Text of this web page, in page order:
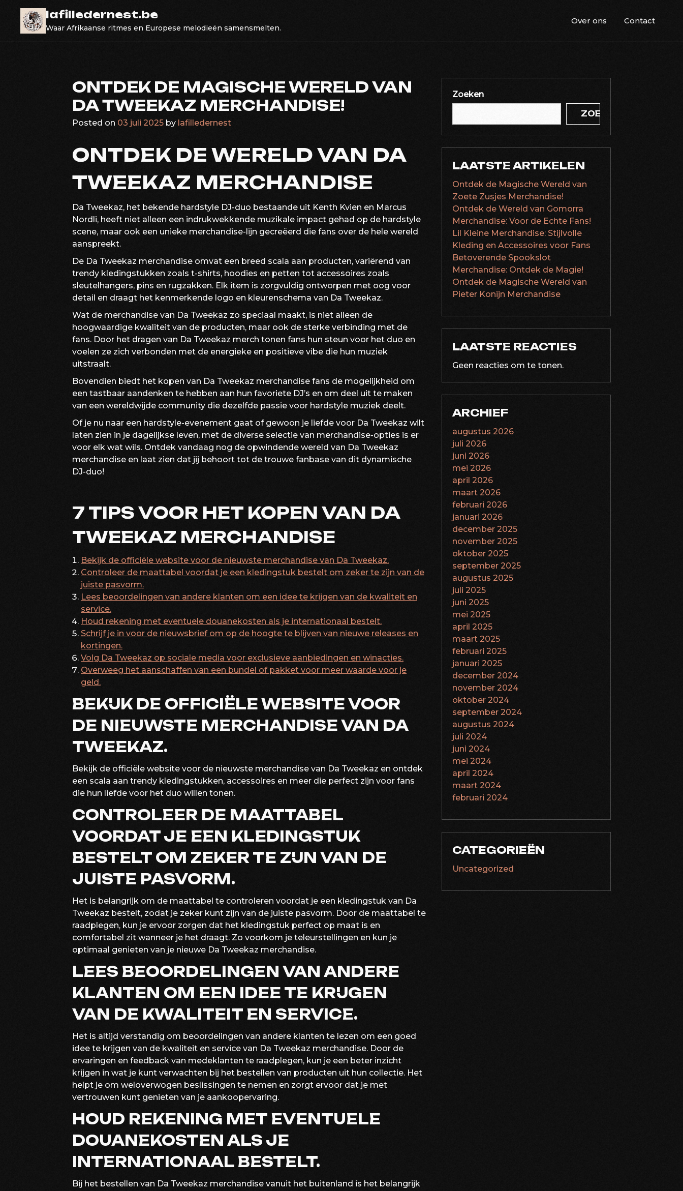
content
lafilledernest.be
Waar Afrikaanse ritmes en Europese melodieën samensmelten.
Over ons Contact
ONTDEK DE MAGISCHE WERELD VAN
DA TWEEKAZ MERCHANDISE!
Posted on 03 juli 2025 by lafilledernest
ONTDEK DE WERELD VAN DA
TWEEKAZ MERCHANDISE
Da Tweekaz, het bekende hardstyle DJ-duo bestaande uit Kenth Kvien en Marcus
Nordli, heeft niet alleen een indrukwekkende muzikale impact gehad op de hardstyle
scene, maar ook een unieke merchandise-lijn gecreëerd die fans over de hele wereld
aanspreekt.
De Da Tweekaz merchandise omvat een breed scala aan producten, variërend van
trendy kledingstukken zoals t-shirts, hoodies en petten tot accessoires zoals
sleutelhangers, pins en rugzakken. Elk item is zorgvuldig ontworpen met oog voor
detail en draagt het kenmerkende logo en kleurenschema van Da Tweekaz.
Wat de merchandise van Da Tweekaz zo speciaal maakt, is niet alleen de
hoogwaardige kwaliteit van de producten, maar ook de sterke verbinding met de
fans. Door het dragen van Da Tweekaz merch tonen fans hun steun voor het duo en
voelen ze zich verbonden met de energieke en positieve vibe die hun muziek
uitstraalt.
Bovendien biedt het kopen van Da Tweekaz merchandise fans de mogelijkheid om
een tastbaar aandenken te hebben aan hun favoriete DJ’s en om deel uit te maken
van een wereldwijde community die dezelfde passie voor hardstyle muziek deelt.
Of je nu naar een hardstyle-evenement gaat of gewoon je liefde voor Da Tweekaz wilt
laten zien in je dagelijkse leven, met de diverse selectie van merchandise-opties is er
voor elk wat wils. Ontdek vandaag nog de opwindende wereld van Da Tweekaz
merchandise en laat zien dat jij behoort tot de trouwe fanbase van dit dynamische
DJ-duo!
7 TIPS VOOR HET KOPEN VAN DA
TWEEKAZ MERCHANDISE
Bekijk de officiële website voor de nieuwste merchandise van Da Tweekaz.
Controleer de maattabel voordat je een kledingstuk bestelt om zeker te zijn van de
juiste pasvorm.
Lees beoordelingen van andere klanten om een idee te krijgen van de kwaliteit en
service.
Houd rekening met eventuele douanekosten als je internationaal bestelt.
Schrijf je in voor de nieuwsbrief om op de hoogte te blijven van nieuwe releases en
kortingen.
Volg Da Tweekaz op sociale media voor exclusieve aanbiedingen en winacties.
Overweeg het aanschaffen van een bundel of pakket voor meer waarde voor je
geld.
BEKIJK DE OFFICIËLE WEBSITE VOOR
DE NIEUWSTE MERCHANDISE VAN DA
TWEEKAZ.
Bekijk de officiële website voor de nieuwste merchandise van Da Tweekaz en ontdek
een scala aan trendy kledingstukken, accessoires en meer die perfect zijn voor fans
die hun liefde voor het duo willen tonen.
CONTROLEER DE MAATTABEL
VOORDAT JE EEN KLEDINGSTUK
BESTELT OM ZEKER TE ZIJN VAN DE
JUISTE PASVORM.
Het is belangrijk om de maattabel te controleren voordat je een kledingstuk van Da
Tweekaz bestelt, zodat je zeker kunt zijn van de juiste pasvorm. Door de maattabel te
raadplegen, kun je ervoor zorgen dat het kledingstuk perfect op maat is en
comfortabel zit wanneer je het draagt. Zo voorkom je teleurstellingen en kun je
optimaal genieten van je nieuwe Da Tweekaz merchandise.
LEES BEOORDELINGEN VAN ANDERE
KLANTEN OM EEN IDEE TE KRIJGEN
VAN DE KWALITEIT EN SERVICE.
Het is altijd verstandig om beoordelingen van andere klanten te lezen om een goed
idee te krijgen van de kwaliteit en service van Da Tweekaz merchandise. Door de
ervaringen en feedback van medeklanten te raadplegen, kun je een beter inzicht
krijgen in wat je kunt verwachten bij het bestellen van producten uit hun collectie. Het
helpt je om weloverwogen beslissingen te nemen en zorgt ervoor dat je met
vertrouwen kunt genieten van je aankoopervaring.
HOUD REKENING MET EVENTUELE
DOUANEKOSTEN ALS JE
INTERNATIONAAL BESTELT.
Bij het bestellen van Da Tweekaz merchandise vanuit het buitenland is het belangrijk
Zoeken
ZOEKEN
LAATSTE ARTIKELEN
Ontdek de Magische Wereld van
Zoete Zusjes Merchandise!
Ontdek de Wereld van Gomorra
Merchandise: Voor de Echte Fans!
Lil Kleine Merchandise: Stijlvolle
Kleding en Accessoires voor Fans
Betoverende Spookslot
Merchandise: Ontdek de Magie!
Ontdek de Magische Wereld van
Pieter Konijn Merchandise
LAATSTE REACTIES
Geen reacties om te tonen.
ARCHIEF
augustus 2026
juli 2026
juni 2026
mei 2026
april 2026
maart 2026
februari 2026
januari 2026
december 2025
november 2025
oktober 2025
september 2025
augustus 2025
juli 2025
juni 2025
mei 2025
april 2025
maart 2025
februari 2025
januari 2025
december 2024
november 2024
oktober 2024
september 2024
augustus 2024
juli 2024
juni 2024
mei 2024
april 2024
maart 2024
februari 2024
CATEGORIEËN
Uncategorized